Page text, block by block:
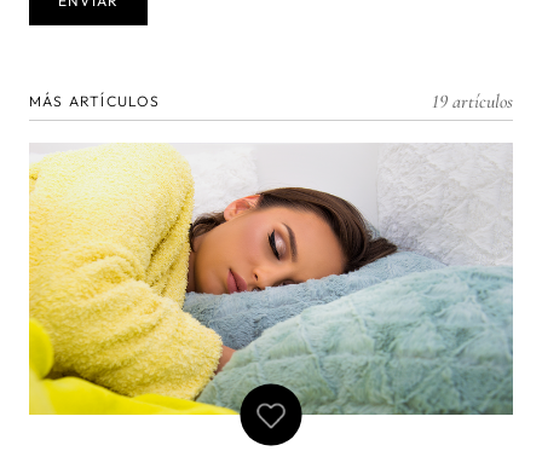
MÁS ARTÍCULOS 19 artículos